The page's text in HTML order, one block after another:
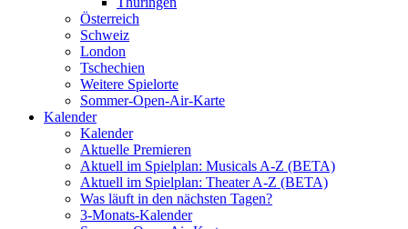
Österreich
Schweiz
London
Tschechien
Weitere Spielorte
Sommer-Open-Air-Karte
Kalender
Kalender
Aktuelle Premieren
Aktuell im Spielplan: Musicals A-Z (BETA)
Aktuell im Spielplan: Theater A-Z (BETA)
Was läuft in den nächsten Tagen?
3-Monats-Kalender